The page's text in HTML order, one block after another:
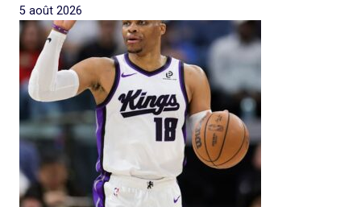
5 août 2026